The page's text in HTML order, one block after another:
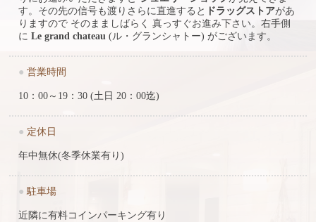
す。その先の信号も渡りさらに直進すると ドラッグストアがあ
りますので そのまましばらく 真っすぐお進み下さい。右手側
に Le grand chateau (ル・グランシャトー) がございます。
● 営業時間
10：00～19：30 (土日 20：00迄)
● 定休日
年中無休(冬季休業有り)
● 駐車場
近隣に有料コインパーキング有り